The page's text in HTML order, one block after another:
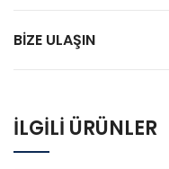
BIZE ULAŞIN
İLGILI ÜRÜNLER